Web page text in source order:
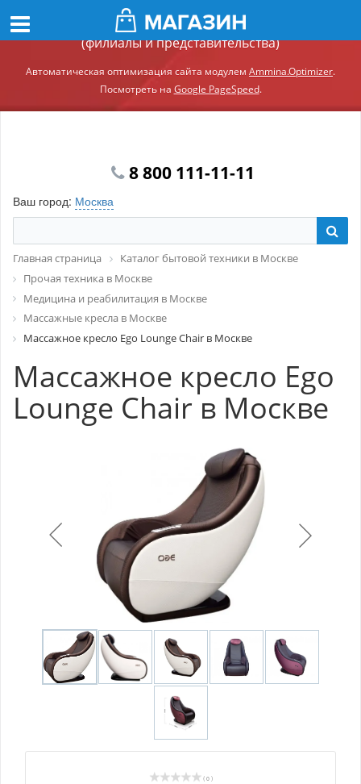
Демонстрационный сайт модуля Ammina.Регионы
(филиалы и представительства)
Автоматическая оптимизация сайта модулем Ammina.Optimizer.
Посмотреть на Google PageSpeed.
8 800 111-11-11
Ваш город: Москва
Главная страница
Каталог бытовой техники в Москве
Прочая техника в Москве
Медицина и реабилитация в Москве
Массажные кресла в Москве
Массажное кресло Ego Lounge Chair в Москве
Массажное кресло Ego
Lounge Chair в Москве
( 0 )